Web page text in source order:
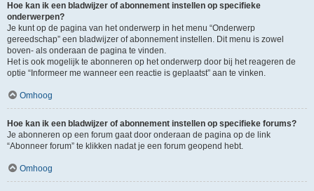
Hoe kan ik een bladwijzer of abonnement instellen op specifieke
onderwerpen?
Je kunt op de pagina van het onderwerp in het menu “Onderwerp
gereedschap” een bladwijzer of abonnement instellen. Dit menu is zowel
boven- als onderaan de pagina te vinden.
Het is ook mogelijk te abonneren op het onderwerp door bij het reageren de
optie “Informeer me wanneer een reactie is geplaatst” aan te vinken.
Omhoog
Hoe kan ik een bladwijzer of abonnement instellen op specifieke forums?
Je abonneren op een forum gaat door onderaan de pagina op de link
“Abonneer forum” te klikken nadat je een forum geopend hebt.
Omhoog